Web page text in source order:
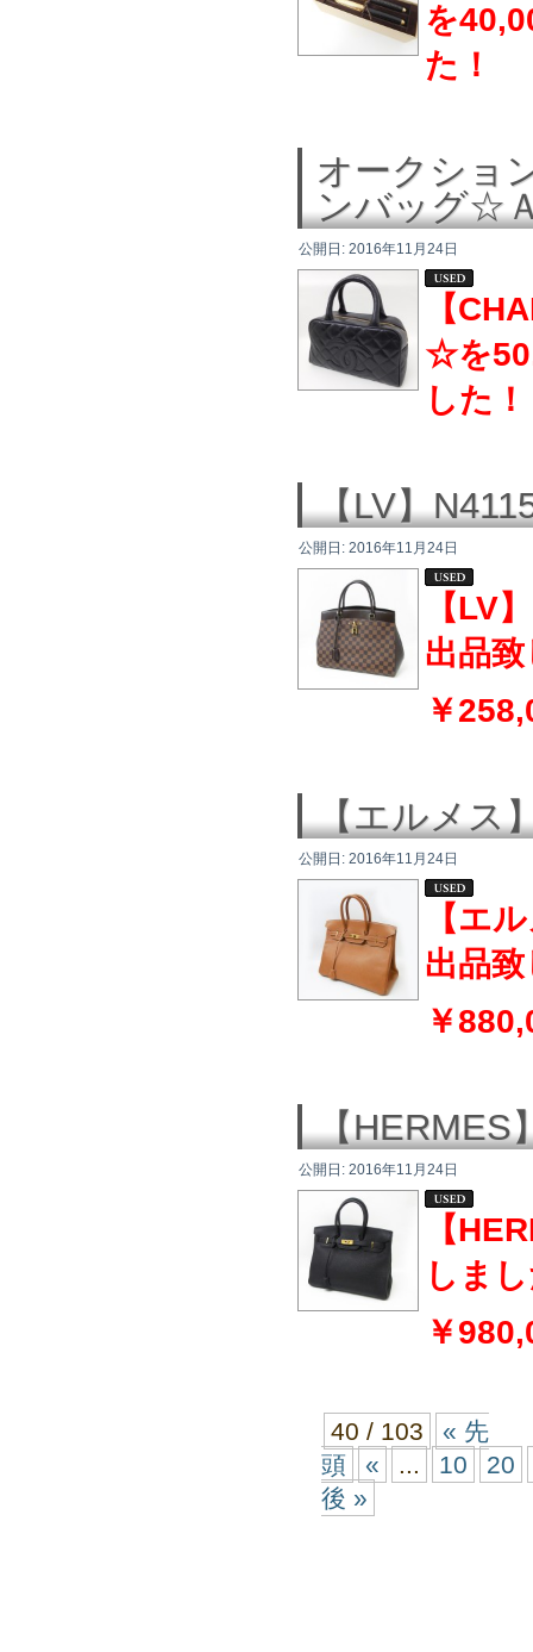
を
た！
オークショ
ンバッグ☆
公開日: 2016年11月24日
【
☆を
した！
【LV】
公開日: 2016年11月24日
【LV
出品
￥
【エルメス
公開日: 2016年11月24日
【エ
出品
￥
【
公開日: 2016年11月24日
【
しま
￥
40 / 103
« 先
頭
« ... 10
20
後 »